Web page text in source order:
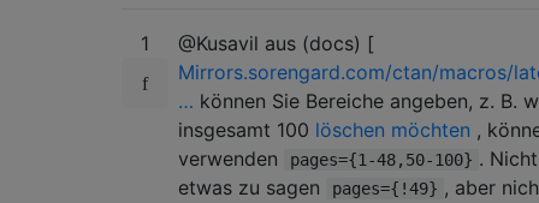
1
@Kusavil aus (docs) [
Mirrors.sorengard.com/ctan/macros/
… können Sie Bereiche angeben, z. B.
insgesamt 100 löschen möchten ,
verwenden
pages={1-48,50-100} .
etwas zu sagen
pages={!49} , aber